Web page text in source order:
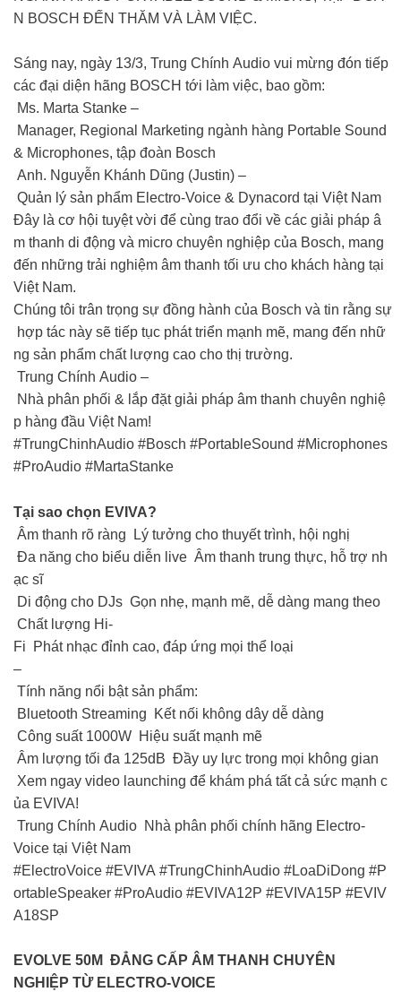
N BOSCH ĐẾN THĂM VÀ LÀM VIỆC.
Sáng nay, ngày 13/3, Trung Chính Audio vui mừng đón tiếp
các đại diện hãng BOSCH tới làm việc, bao gồm:
Ms. Marta Stanke –
Manager, Regional Marketing ngành hàng Portable Sound
& Microphones, tập đoàn Bosch
Anh. Nguyễn Khánh Dũng (Justin) –
Quản lý sản phẩm Electro-Voice & Dynacord tại Việt Nam
Đây là cơ hội tuyệt vời để cùng trao đổi về các giải pháp â
m thanh di động và micro chuyên nghiệp của Bosch, mang
đến những trải nghiệm âm thanh tối ưu cho khách hàng tại
Việt Nam.
Chúng tôi trân trọng sự đồng hành của Bosch và tin rằng sự
hợp tác này sẽ tiếp tục phát triển mạnh mẽ, mang đến nhữ
ng sản phẩm chất lượng cao cho thị trường.
Trung Chính Audio –
Nhà phân phối & lắp đặt giải pháp âm thanh chuyên nghiệ
p hàng đầu Việt Nam!
#TrungChinhAudio #Bosch #PortableSound #Microphones
#ProAudio #MartaStanke
Tại sao chọn EVIVA?
Âm thanh rõ ràng Lý tưởng cho thuyết trình, hội nghị
Đa năng cho biểu diễn live Âm thanh trung thực, hỗ trợ nh
ạc sĩ
Di động cho DJs Gọn nhẹ, mạnh mẽ, dễ dàng mang theo
Chất lượng Hi-
Fi Phát nhạc đỉnh cao, đáp ứng mọi thể loại
–
Tính năng nổi bật sản phẩm:
Bluetooth Streaming Kết nối không dây dễ dàng
Công suất 1000W Hiệu suất mạnh mẽ
Âm lượng tối đa 125dB Đầy uy lực trong mọi không gian
Xem ngay video launching để khám phá tất cả sức mạnh c
ủa EVIVA!
Trung Chính Audio Nhà phân phối chính hãng Electro-
Voice tại Việt Nam
#ElectroVoice #EVIVA #TrungChinhAudio #LoaDiDong #P
ortableSpeaker #ProAudio #EVIVA12P #EVIVA15P #EVIV
A18SP
EVOLVE 50M ĐẲNG CẤP ÂM THANH CHUYÊN
NGHIỆP TỪ ELECTRO-VOICE